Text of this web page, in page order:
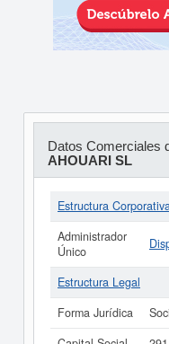
Datos Comerciales
AHOUARI SL
Estructura
Administrador
Único
Estructura Legal
Forma Jurídica